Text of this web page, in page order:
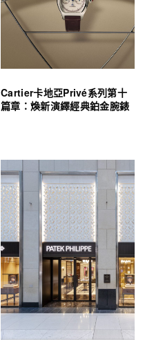
Cartier卡地亞Privé系列第十
篇章：煥新演繹經典鉑金腕錶